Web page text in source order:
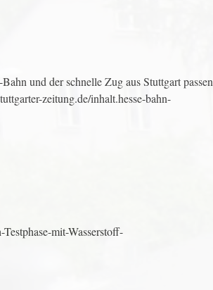
und der schnelle Zug aus Stuttgart passen
zeitung.de/inhalt.hesse-bahn-
mit-Wasserstoff-